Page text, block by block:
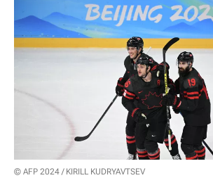
© AFP 2024 / KIRILL KUDRYAVTSEV